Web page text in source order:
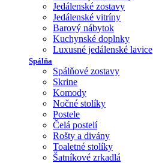
Jedálenské zostavy
Jedálenské vitríny
Barový nábytok
Kuchynské doplnky
Luxusné jedálenské lavice
Spálňa
Spálňové zostavy
Skrine
Komody
Nočné stolíky
Postele
Čelá postelí
Rošty a divány
Toaletné stolíky
Šatníkové zrkadlá